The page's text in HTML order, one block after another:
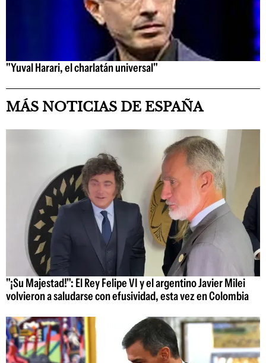
"Yuval Harari, el charlatán universal"
MÁS NOTICIAS DE ESPAÑA
"¡Su Majestad!": El Rey Felipe VI y el argentino Javier Milei
volvieron a saludarse con efusividad, esta vez en Colombia